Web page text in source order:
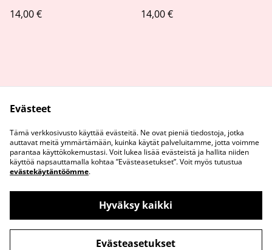
14,00 €
14,00 €
Ota Yhteyttä
Tietosuojaseloste
Evästeiden käyttö
©2026Sussie
Evästeet
Tämä verkkosivusto käyttää evästeitä. Ne ovat pieniä tiedostoja, jotka
auttavat meitä ymmärtämään, kuinka käytät palveluitamme, jotta voimme
parantaa käyttökokemustasi. Voit lukea lisää evästeistä ja hallita niiden
käyttöä napsauttamalla kohtaa ”Evästeasetukset”. Voit myös tutustua
evästekäytäntöömme.
Hyväksy kaikki
Evästeasetukset